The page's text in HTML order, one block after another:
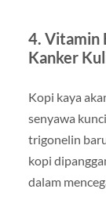
4. Vitamin
Kanker
Kopi kaya
senyawa
trigonelin
kopi
dalam